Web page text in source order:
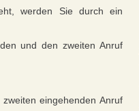
werden Sie durch ein
und den zweiten Anruf
eingehenden Anruf